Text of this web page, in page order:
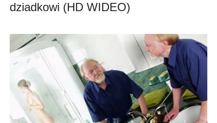
dziadkowi (HD WIDEO)